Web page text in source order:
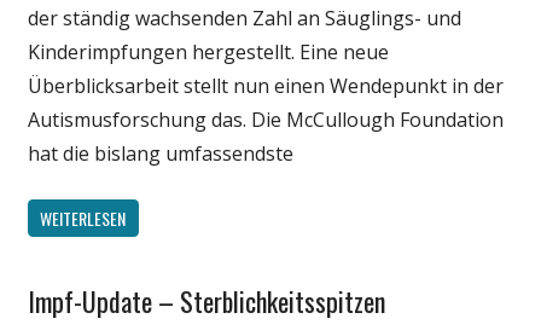
der ständig wachsenden Zahl an Säuglings- und
Kinderimpfungen hergestellt. Eine neue
Überblicksarbeit stellt nun einen Wendepunkt in der
Autismusforschung das. Die McCullough Foundation
hat die bislang umfassendste
WEITERLESEN
Gesellschaft
Impf-Update – Sterblichkeitsspitzen